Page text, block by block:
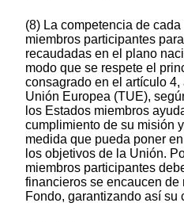
(8) La competencia de
miembros participantes
recaudadas en el plano
modo que se respete el
consagrado en el artículo
Unión Europea (TUE),
los Estados miembros
cumplimiento de su misión
medida que pueda poner
los objetivos de la Unión.
miembros participantes
financieros se encaucen de
Fondo, garantizando así su